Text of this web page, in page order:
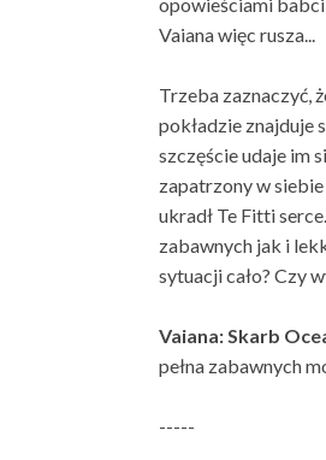
opowieściami babci
Vaiana więc rusza...
Trzeba zaznaczyć,
pokładzie znajduje
szczęście udaje im
zapatrzony w
ukradł Te Fitti
zabawnych jak i
sytuacji cało? Czy
Vaiana: Skarb
pełna zabawnych
-----